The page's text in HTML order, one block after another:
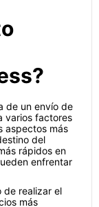
de un envío de
varios factores
aspectos más
del
rápidos en
enfrentar
de realizar el
más